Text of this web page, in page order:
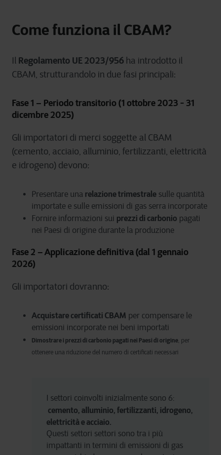
Come funziona il CBAM?
Il Regolamento UE 2023/956 ha introdotto il
CBAM, strutturandolo in due fasi principali:
Fase 1 – Periodo transitorio (1 ottobre 2023 - 31
dicembre 2025)
Gli importatori di merci soggette al CBAM
(cemento, acciaio, alluminio, fertilizzanti, elettricità
e idrogeno) devono:
Presentare una relazione trimestrale sulle quantità
importate e sulle emissioni di gas serra incorporate
Fornire informazioni sui prezzi di carbonio pagati
nei Paesi di origine durante la produzione
Fase 2 – Applicazione definitiva (dal 1 gennaio
2026)
Gli importatori dovranno:
Acquistare certificati CBAM per compensare le
emissioni incorporate nei beni importati
Dimostrare i prezzi di carbonio pagati nei Paesi di origine, per
ottenere una riduzione del numero di certificati necessari
I settori coinvolti inizialmente sono 6:
elettricità e acciaio.
Questi settori settori sono tra i più
impattanti in termini di emissioni di gas